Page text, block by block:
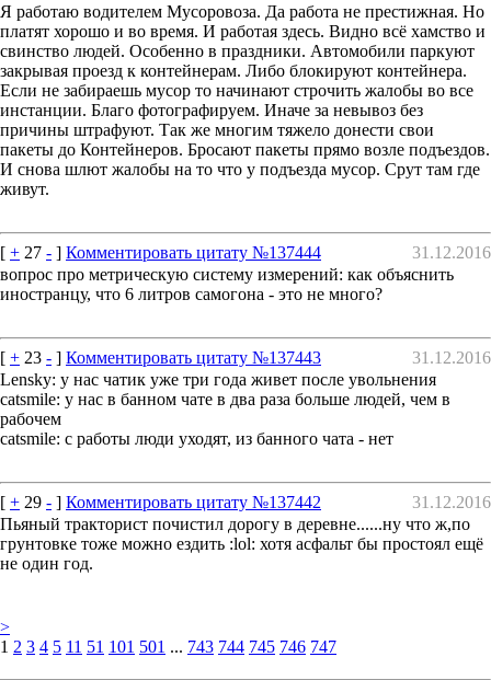
Я работаю водителем Мусоровоза. Да работа не престижная. Но
платят хорошо и во время. И работая здесь. Видно всё хамство и
свинство людей. Особенно в праздники. Автомобили паркуют
закрывая проезд к контейнерам. Либо блокируют контейнера.
Если не забираешь мусор то начинают строчить жалобы во все
инстанции. Благо фотографируем. Иначе за невывоз без
причины штрафуют. Так же многим тяжело донести свои
пакеты до Контейнеров. Бросают пакеты прямо возле подъездов.
И снова шлют жалобы на то что у подъезда мусор. Срут там где
живут.
[ + 27 - ] Комментировать цитату №137444
31.12.2016
вопрос про метрическую систему измерений: как объяснить
иностранцу, что 6 литров самогона - это не много?
[ + 23 - ] Комментировать цитату №137443
31.12.2016
Lensky: у нас чатик уже три года живет после увольнения
catsmile: у нас в банном чате в два раза больше людей, чем в
рабочем
catsmile: с работы люди уходят, из банного чата - нет
[ + 29 - ] Комментировать цитату №137442
31.12.2016
Пьяный тракторист почистил дорогу в деревне......ну что ж,по
грунтовке тоже можно ездить :lol: хотя асфальт бы простоял ещё
не один год.
>
1 2 3 4 5 11 51 101 501 ... 743 744 745 746 747